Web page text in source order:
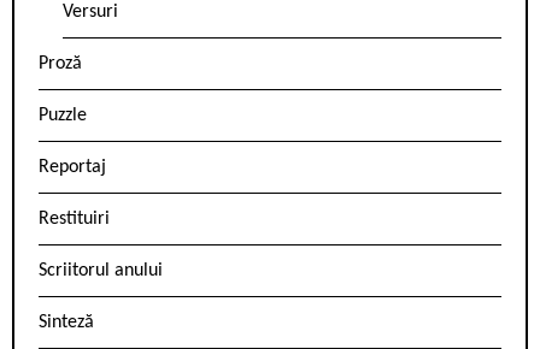
Versuri
Proză
Puzzle
Reportaj
Restituiri
Scriitorul anului
Sinteză